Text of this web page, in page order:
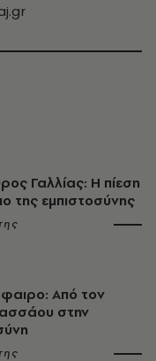
Γαλλίας: Η πίεση
της εμπιστοσύνης
Από τον
στην